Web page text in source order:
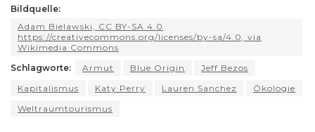
ts
A
p
p
ra
m
b
o
o
k
k
y
d
s
t
Li
k
ar
e
Bildquelle:
Adam Bielawski, CC BY-SA 4.0
https://creativecommons.org/licenses/by-sa/4.0, via
Wikimedia Commons
Schlagworte:
Armut Blue Origin
Jeff Bezos
Kapitalismus
Katy Perry Lauren Sanchez
Ökologie
Weltraumtourismus